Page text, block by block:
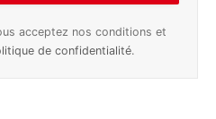
acceptez nos conditions et
de confidentialité.